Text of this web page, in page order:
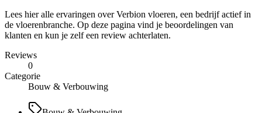
Lees hier alle ervaringen over Verbion vloeren, een bedrijf actief in
de vloerenbranche. Op deze pagina vind je beoordelingen van
klanten en kun je zelf een review achterlaten.
Reviews
0
Categorie
Bouw & Verbouwing